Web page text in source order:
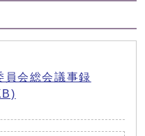
員会総会議事録